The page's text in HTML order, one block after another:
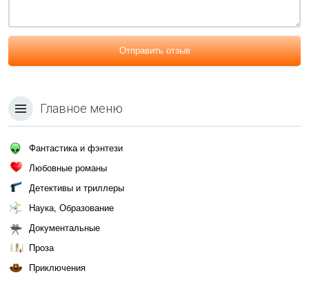
Отправить отзыв
Главное меню
Фантастика и фэнтези
Любовные романы
Детективы и триллеры
Наука, Образование
Документальные
Проза
Приключения